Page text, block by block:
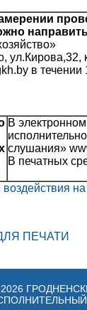
в
В
слушания»
В печатных
воздействия
ПЕЧАТИ
2026